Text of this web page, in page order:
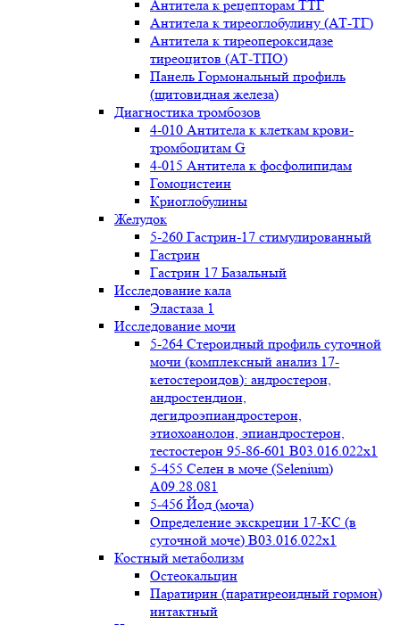
Антитела к рецепторам ТТГ
Антитела к тиреоглобулину (АТ-ТГ)
Антитела к тиреопероксидазе
тиреоцитов (АТ-ТПО)
Панель Гормональный профиль
(щитовидная железа)
Диагностика тромбозов
4-010 Антитела к клеткам крови-
тромбоцитам G
4-015 Антитела к фосфолипидам
Гомоцистеин
Криоглобулины
Желудок
5-260 Гастрин-17 стимулированный
Гастрин
Гастрин 17 Базальный
Исследование кала
Эластаза 1
Исследование мочи
5-264 Стероидный профиль суточной
мочи (комплексный анализ 17-
кетостероидов): андростерон,
андростендион,
дегидроэпиандростерон,
этиохоанолон, эпиандростерон,
тестостерон 95-86-601 B03.016.022x1
5-455 Селен в моче (Selenium)
A09.28.081
5-456 Йод (моча)
Определение экскреции 17-КС (в
суточной моче) B03.016.022x1
Костный метаболизм
Остеокальцин
Паратирин (паратиреоидный гормон)
интактный